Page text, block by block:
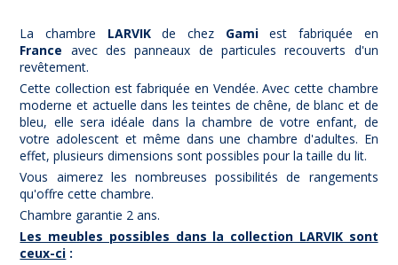
La chambre LARVIKde chez Gamiest fabriquée en
France avec des panneaux de particules recouverts d'un
revêtement.
Cette collection est fabriquée en Vendée. Avec cette chambre
moderne et actuelle dans les teintes de chêne, de blanc et de
bleu, elle sera idéale dans la chambre de votre enfant, de
votre adolescent et même dans une chambre d'adultes. En
effet, plusieurs dimensions sont possibles pour la taille du lit.
Vous aimerez les nombreuses possibilités de rangements
qu'offre cette chambre.
Chambre garantie 2 ans.
Les meubles possibles dans la collection LARVIK sont
ceux-ci :